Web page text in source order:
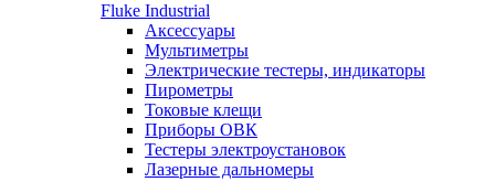
Fluke Industrial
Аксессуары
Мультиметры
Электрические тестеры, индикаторы
Пирометры
Токовые клещи
Приборы ОВК
Тестеры электроустановок
Лазерные дальномеры